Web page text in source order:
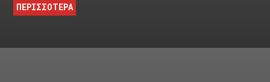
ΠΕΡΙΣΣΟΤΕΡΑ